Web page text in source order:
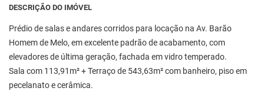
DESCRIÇÃO DO IMÓVEL
Prédio de salas e andares corridos para locação na Av. Barão
Homem de Melo, em excelente padrão de acabamento, com
elevadores de última geração, fachada em vidro temperado.
Sala com 113,91m² + Terraço de 543,63m² com banheiro, piso em
pecelanato e cerâmica.